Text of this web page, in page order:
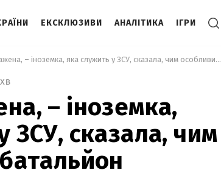
ЕКСКЛЮЗИВИ АНАЛІТИКА ІГРИ
Я дуже вражена, – іноземка, яка служить у ЗСУ, сказала, чим особливий її батальйон
– іноземка,
ЗСУ, сказала, чим